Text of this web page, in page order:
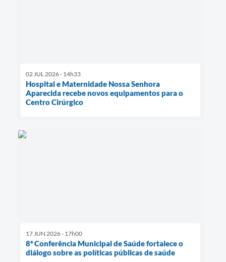
02 JUL 2026 - 14h33
Hospital e Maternidade Nossa Senhora
Aparecida recebe novos equipamentos para o
Centro Cirúrgico
17 JUN 2026 - 17h00
8ª Conferência Municipal de Saúde fortalece o
diálogo sobre as políticas públicas de saúde